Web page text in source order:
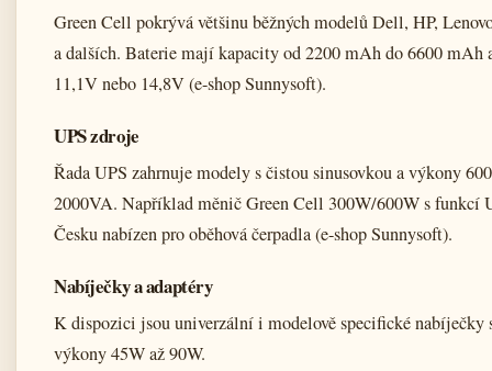
Green Cell pokrývá většinu běžných modelů Dell, HP,
a dalších. Baterie mají kapacity od 2200 mAh do 6600 mAh
11,1V nebo 14,8V (e-shop Sunnysoft).
UPS zdroje
Řada UPS zahrnuje modely s čistou sinusovkou a výkony
2000VA. Například měnič Green Cell 300W/600W s funkcí
Česku nabízen pro oběhová čerpadla (e-shop Sunnysoft).
Nabíječky a adaptéry
K dispozici jsou univerzální i modelově specifické nabíječky
výkony 45W až 90W.